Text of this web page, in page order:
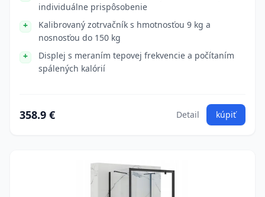
individuálne prispôsobenie
Kalibrovaný zotrvačník s hmotnosťou 9 kg a
nosnosťou do 150 kg
Displej s meraním tepovej frekvencie a počítaním
spálených kalórií
358.9 € Detail kúpiť